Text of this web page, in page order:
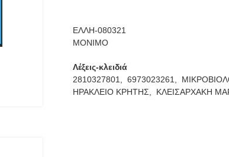
ΕΛΛΗ-080321
ΜΟΝΙΜΟ
Λέξεις-κλειδιά
2810327801,
6973023261,
ΗΡΑΚΛΕΙΟ ΚΡΗΤΗΣ,
ΚΛΕΙΣΑΡΧΑΚΗ